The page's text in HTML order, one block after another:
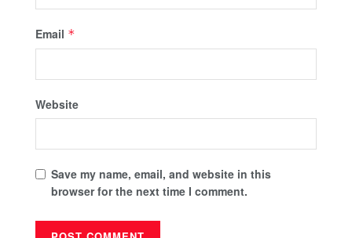
Email *
Website
Save my name, email, and website in this
browser for the next time I comment.